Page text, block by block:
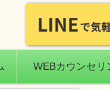
WEBカウンセリ